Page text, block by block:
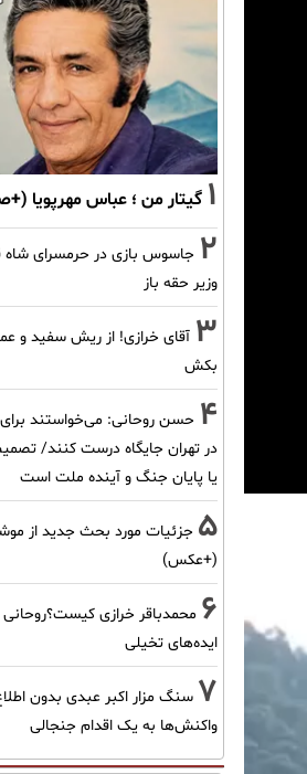
1 گیتار من ؛ عباس مهرپویا
2 جاسوس بازی در حرمسرای شاه
وزیر حقه باز
3 آقای خرازی! از ریش سفید و
بکش
4 حسن روحانی: می‌خواستند برای
در تهران جایگاه درست کنند/
یا پایان جنگ و آینده ملت است
5 جزئیات مورد بحث جدید از
(+عکس)
6 محمدباقر خرازی کیست؟روحانی
ایده‌های تخیلی
7 سنگ مزار اکبر عبدی بدون
واکنش‌ها به یک اقدام جنجالی